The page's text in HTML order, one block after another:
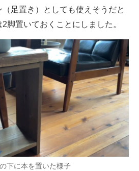
足置き）としても使えそうだと
脚置いておくことにしました。
下に本を置いた様子